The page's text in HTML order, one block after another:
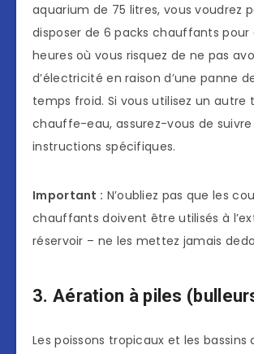
aquarium de 75 litres, vous voudrez
disposer de 6 packs chauffants pour
heures où vous risquez de ne pas
d’électricité en raison d’une panne
temps froid. Si vous utilisez un autre
chauffe-eau, assurez-vous de suivre
instructions spécifiques.
Important : N’oubliez pas que les
chauffants doivent être utilisés à
réservoir – ne les mettez jamais
3. Aération à piles
Les poissons tropicaux et les bassins